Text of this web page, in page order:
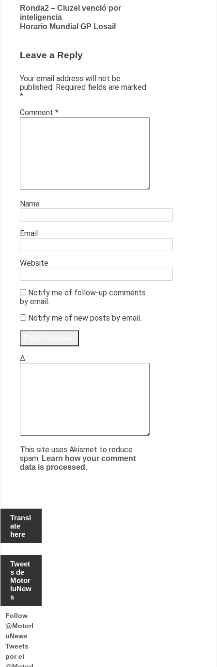
Post
navigation
Ronda2 – Cluzel venció por
inteligencia
Horario Mundial GP Losail
Leave a Reply
Your email address will not be
published. Required fields are marked
*
Comment *
Name
Email
Website
Notify me of follow-up comments
by email.
Notify me of new posts by email.
Δ
This site uses Akismet to reduce
spam. Learn how your comment
data is processed.
Transl
ate
here
Tweet
s de
Motor
luNew
s
Follow
@Motorl
uNews
Tweets
por el